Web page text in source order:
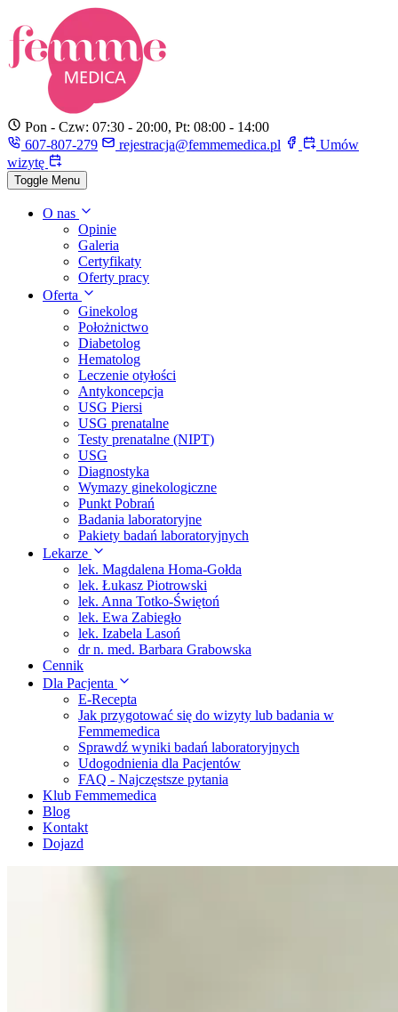
Pon - Czw: 07:30 - 20:00, Pt: 08:00 - 14:00
607-807-279
rejestracja@femmemedica.pl
Umów
wizytę
Toggle Menu
O nas
Opinie
Galeria
Certyfikaty
Oferty pracy
Oferta
Ginekolog
Położnictwo
Diabetolog
Hematolog
Leczenie otyłości
Antykoncepcja
USG Piersi
USG prenatalne
Testy prenatalne (NIPT)
USG
Diagnostyka
Wymazy ginekologiczne
Punkt Pobrań
Badania laboratoryjne
Pakiety badań laboratoryjnych
Lekarze
lek. Magdalena Homa-Gołda
lek. Łukasz Piotrowski
lek. Anna Totko-Świętoń
lek. Ewa Zabiegło
lek. Izabela Lasoń
dr n. med. Barbara Grabowska
Cennik
Dla Pacjenta
E-Recepta
Jak przygotować się do wizyty lub badania w
Femmemedica
Sprawdź wyniki badań laboratoryjnych
Udogodnienia dla Pacjentów
FAQ - Najczęstsze pytania
Klub Femmemedica
Blog
Kontakt
Dojazd